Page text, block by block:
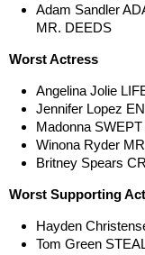
Adam Sandler
MR. DEEDS
Worst Actress
Angelina Jolie
Jennifer Lopez
Madonna SWEPT
Winona Ryder
Britney Spears
Worst Supporting
Hayden
Tom Green